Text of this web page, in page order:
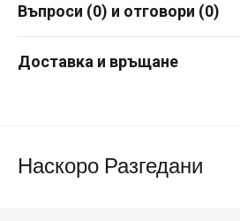
Въпроси (0) и отговори (0)
Доставка и връщане
Наскоро Разгедани